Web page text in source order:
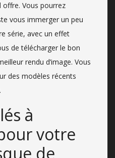
offre. Vous pourrez
vous immerger un peu
série, avec un effet
de télécharger le bon
rendu d’image. Vous
des modèles récents
.
à
votre
de